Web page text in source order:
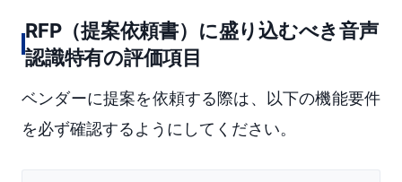
RFP（提案依頼書）に盛り込むべき音声
認識特有の評価項目
ベンダーに提案を依頼する際は、以下の機能要件
を必ず確認するようにしてください。